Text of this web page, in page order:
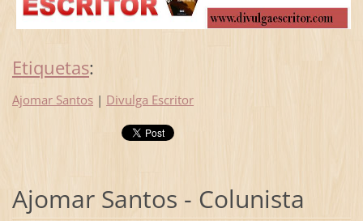
Etiquetas:
Ajomar Santos | Divulga Escritor
Ajomar Santos - Colunista